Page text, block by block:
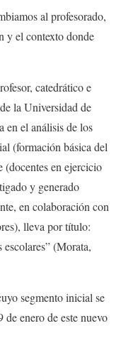
al profesorado,
y el contexto donde
catedrático e
la Universidad de
en el análisis de los
(formación básica del
(docentes en ejercicio
y generado
en colaboración con
lleva por título:
(Morata,
segmento inicial se
enero de este nuevo